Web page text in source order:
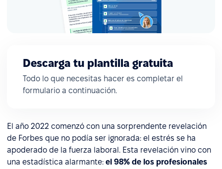
Descarga tu plantilla gratuita
Todo lo que necesitas hacer es completar el
formulario a continuación.
El año 2022 comenzó con una sorprendente revelación
de Forbes que no podía ser ignorada: el estrés se ha
apoderado de la fuerza laboral. Esta revelación vino con
una estadística alarmante: el 98% de los profesionales